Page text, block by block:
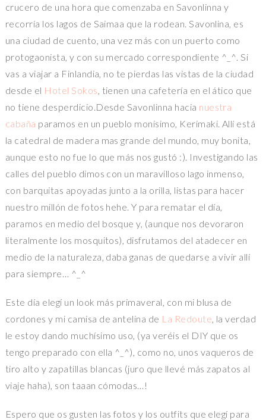
crucero de una hora que comenzaba en Savonlinna y
recorría los lagos de Saimaa que la rodean. Savonlina, es
una ciudad de cuento, una vez más con un puerto como
protogaonista, y con su mercado correspondiente ^_^. Si
vas a viajar a Finlandia, no te pierdas las vistas de la ciudad
desde el Hotel Sokos, tienen una cafetería en el ático que
no tiene desperdicio.Desde Savonlinna hacia nuestra
cabaña paramos en un pueblo monisimo, Kerimaki. Allí está
la catedral de madera mas grande del mundo, muy bonita,
aunque esto no fue lo que más nos gustó :). Investigando las
calles del pueblo dimos con un maravilloso lago inmenso,
con barquitas apoyadas junto a la orilla, listas para hacer
nuestro millón de fotos hehe. Y para rematar el día,
paramos en medio del bosque y, (aunque nos devoraron
literalmente los mosquitos), disfrutamos del atadecer en
medio de la naturaleza, daba ganas de quedarse a vivir allí
para siempre… ^_^
Este día elegí un look más primaveral, con mi blusa de
cordones y mi camisa de antelina de La Redoute, la verdad
le estoy dando muchísimo uso, (ya veréis el DIY que os
tengo preparado con ella ^_^), como no, unos vaqueros de
tiro alto y zapatillas blancas (juro que llevé más zapatos al
viaje haha), son taaan cómodas…!
Espero que os gusten las fotos y los outfits que elegí para